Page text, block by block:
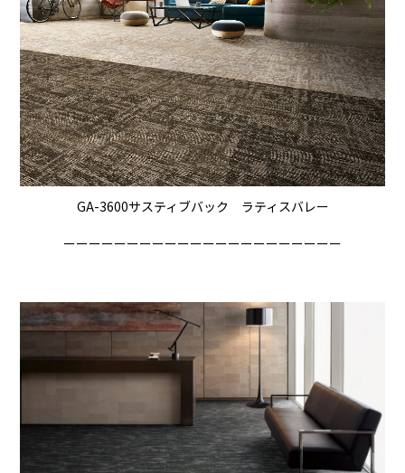
GA-3600サスティブバック ラティスバレー
ーーーーーーーーーーーーーーーーーーーーーー